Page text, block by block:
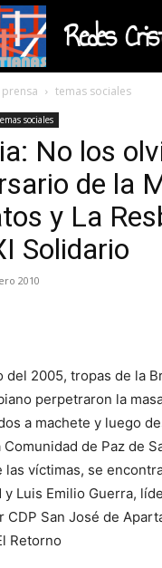
Redes
prensa temas sociales
sociales
No los
de la
y La
Solidario
2010
del 2005, tropas de la
perpetraron la
a machete y luego
de Paz de
las víctimas, se
y Luis Emilio Guerra,
CDP San José de
Retorno